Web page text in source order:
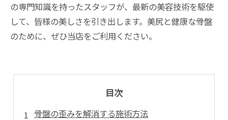
の専門知識を持ったスタッフが、最新の美容技術を駆使
して、皆様の美しさを引き出します。美尻と健康な骨盤
のために、ぜひ当店をご利用ください。
目次
骨盤の歪みを解消する施術方法